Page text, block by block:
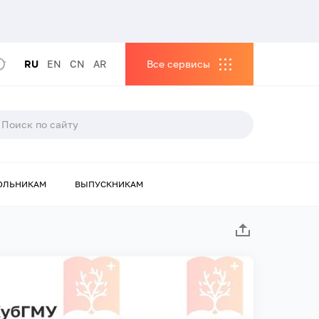
RU EN CN AR Все сервисы
ВЫПУСКНИКАМ